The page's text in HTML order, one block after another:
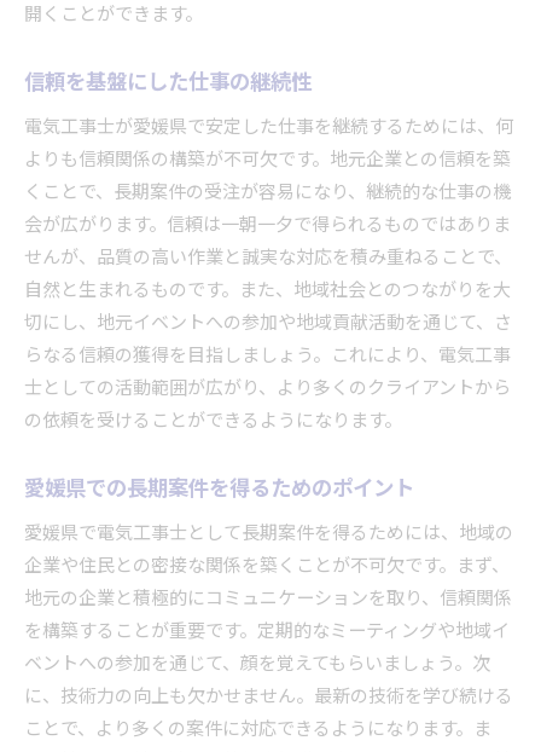
開くことができます。
信頼を基盤にした仕事の継続性
電気工事士が愛媛県で安定した仕事を継続するためには、何
よりも信頼関係の構築が不可欠です。地元企業との信頼を築
くことで、長期案件の受注が容易になり、継続的な仕事の機
会が広がります。信頼は一朝一夕で得られるものではありま
せんが、品質の高い作業と誠実な対応を積み重ねることで、
自然と生まれるものです。また、地域社会とのつながりを大
切にし、地元イベントへの参加や地域貢献活動を通じて、さ
らなる信頼の獲得を目指しましょう。これにより、電気工事
士としての活動範囲が広がり、より多くのクライアントから
の依頼を受けることができるようになります。
愛媛県での長期案件を得るためのポイント
愛媛県で電気工事士として長期案件を得るためには、地域の
企業や住民との密接な関係を築くことが不可欠です。まず、
地元の企業と積極的にコミュニケーションを取り、信頼関係
を構築することが重要です。定期的なミーティングや地域イ
ベントへの参加を通じて、顔を覚えてもらいましょう。次
に、技術力の向上も欠かせません。最新の技術を学び続ける
ことで、より多くの案件に対応できるようになります。ま